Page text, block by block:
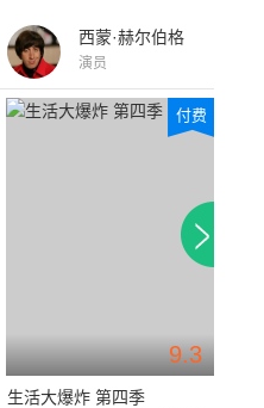
西蒙·赫尔伯格
演员
9.3
付费
生活大爆炸 第四季